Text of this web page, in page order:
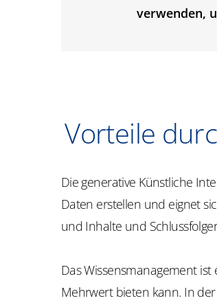
verwenden,
Vorteile
Die generative Künstliche
Daten erstellen und eignet
und Inhalte und
Das Wissensmanagement
Mehrwert bieten kann. In